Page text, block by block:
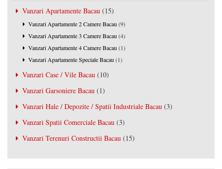
Vanzari Apartamente Bacau (15)
Vanzari Apartamente 2 Camere Bacau (9)
Vanzari Apartamente 3 Camere Bacau (4)
Vanzari Apartamente 4 Camere Bacau (1)
Vanzari Apartamente Speciale Bacau (1)
Vanzari Case / Vile Bacau (10)
Vanzari Garsoniere Bacau (1)
Vanzari Hale / Depozite / Spatii Industriale Bacau (3)
Vanzari Spatii Comerciale Bacau (3)
Vanzari Terenuri Constructii Bacau (15)